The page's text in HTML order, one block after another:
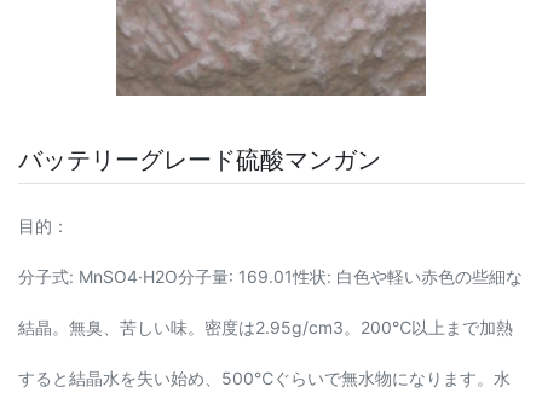
バッテリーグレード硫酸マンガン
目的：
分子式: MnSO4·H2O分子量: 169.01性状: 白色や軽い赤色の些細な
結晶。無臭、苦しい味。密度は2.95g/cm3。200℃以上まで加熱
すると結晶水を失い始め、500℃ぐらいで無水物になります。水